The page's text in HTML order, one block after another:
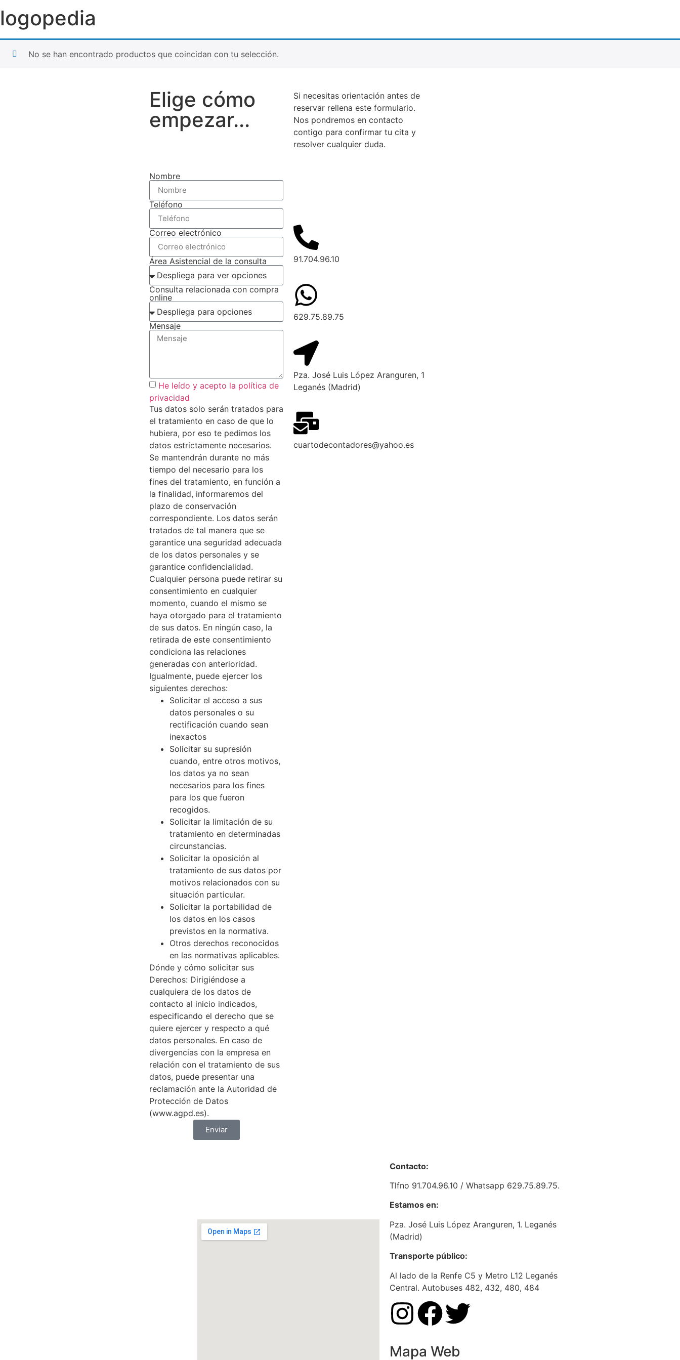
logopedia
No se han encontrado productos que coincidan con tu selección.
Elige cómo
empezar...
Nombre
Teléfono
Correo electrónico
Área Asistencial de la consulta
Consulta relacionada con compra
online
Mensaje
He leído y acepto la política de
privacidad
Tus datos solo serán tratados para
el tratamiento en caso de que lo
hubiera, por eso te pedimos los
datos estrictamente necesarios.
Se mantendrán durante no más
tiempo del necesario para los
fines del tratamiento, en función a
la finalidad, informaremos del
plazo de conservación
correspondiente. Los datos serán
tratados de tal manera que se
garantice una seguridad adecuada
de los datos personales y se
garantice confidencialidad.
Cualquier persona puede retirar su
consentimiento en cualquier
momento, cuando el mismo se
haya otorgado para el tratamiento
de sus datos. En ningún caso, la
retirada de este consentimiento
condiciona las relaciones
generadas con anterioridad.
Igualmente, puede ejercer los
siguientes derechos:
Solicitar el acceso a sus
datos personales o su
rectificación cuando sean
inexactos
Solicitar su supresión
cuando, entre otros motivos,
los datos ya no sean
necesarios para los fines
para los que fueron
recogidos.
Solicitar la limitación de su
tratamiento en determinadas
circunstancias.
Solicitar la oposición al
tratamiento de sus datos por
motivos relacionados con su
situación particular.
Solicitar la portabilidad de
los datos en los casos
previstos en la normativa.
Otros derechos reconocidos
en las normativas aplicables.
Dónde y cómo solicitar sus
Derechos: Dirigiéndose a
cualquiera de los datos de
contacto al inicio indicados,
especificando el derecho que se
quiere ejercer y respecto a qué
datos personales. En caso de
divergencias con la empresa en
relación con el tratamiento de sus
datos, puede presentar una
reclamación ante la Autoridad de
Protección de Datos
(www.agpd.es).
Enviar
Si necesitas orientación antes de
reservar rellena este formulario.
Nos pondremos en contacto
contigo para confirmar tu cita y
resolver cualquier duda.
91.704.96.10
629.75.89.75
Pza. José Luis López Aranguren, 1
Leganés (Madrid)
cuartodecontadores@yahoo.es
Contacto:
Tlfno 91.704.96.10 / Whatsapp 629.75.89.75.
Estamos en:
Pza. José Luis López Aranguren, 1. Leganés
(Madrid)
Transporte público:
Al lado de la Renfe C5 y Metro L12 Leganés
Central. Autobuses 482, 432, 480, 484
Mapa Web